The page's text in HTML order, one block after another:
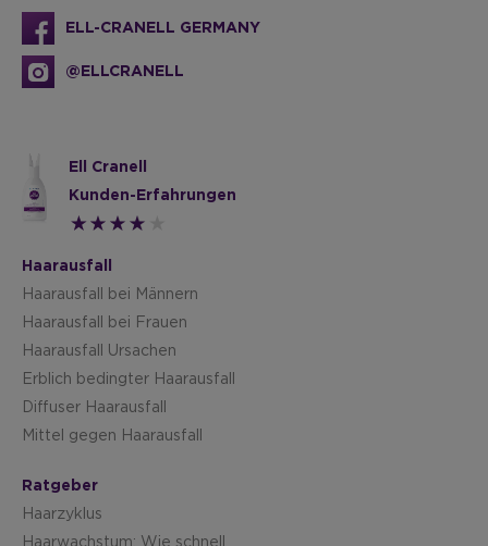
ELL-CRANELL GERMANY
@ELLCRANELL
Ell Cranell
Kunden-Erfahrungen
Haarausfall
Haarausfall bei Männern
Haarausfall bei Frauen
Haarausfall Ursachen
Erblich bedingter Haarausfall
Diffuser Haarausfall
Mittel gegen Haarausfall
Ratgeber
Haarzyklus
Haarwachstum: Wie schnell